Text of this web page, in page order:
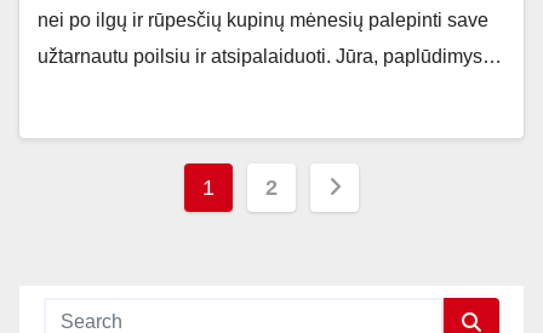
nei po ilgų ir rūpesčių kupinų mėnesių palepinti save
užtarnautu poilsiu ir atsipalaiduoti. Jūra, paplūdimys…
Įrašų
1 2